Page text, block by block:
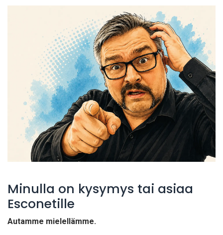
Minulla on kysymys tai asiaa
Esconetille
Autamme mielellämme.